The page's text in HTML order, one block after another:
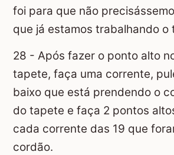
foi para que não
que já estamos trabalhando o
28 - Após fazer o ponto alto
tapete, faça uma corrente,
baixo que está prendendo o
do tapete e faça 2 pontos
cada corrente das 19 que
cordão.